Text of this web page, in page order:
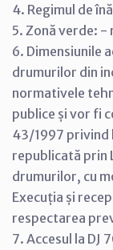
4. Regimul de
5. Zonă verde: -
6. Dimensiunile
drumurilor din
normativele
publice și vor fi
43/1997 privind
republicată prin
drumurilor, cu
Execuția și
respectarea
7. Accesul la DJ